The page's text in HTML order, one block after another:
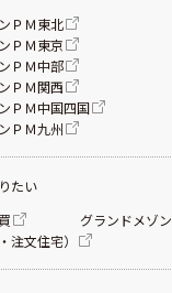
ＰＭ東北
ＰＭ東京
ＰＭ中部
ＰＭ関西
ＰＭ中国四国
ＰＭ九州
たい
グランドメゾン
注文住宅）